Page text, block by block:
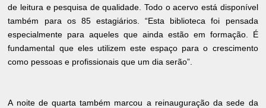
de leitura e pesquisa de qualidade. Todo o acervo está disponível
também para os 85 estagiários. “Esta biblioteca foi pensada
especialmente para aqueles que ainda estão em formação. É
fundamental que eles utilizem este espaço para o crescimento
como pessoas e profissionais que um dia serão”.
A noite de quarta também marcou a reinauguração da sede da